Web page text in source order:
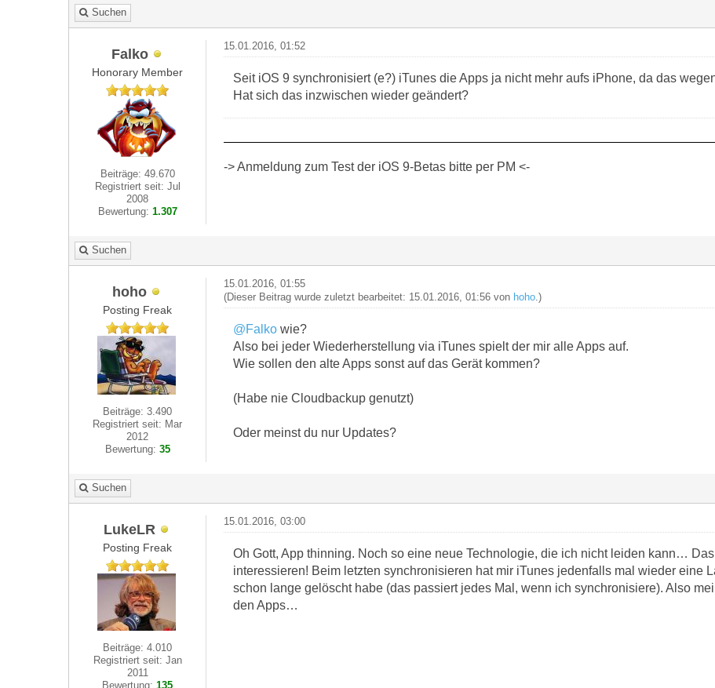
Suchen
Falko
Honorary Member
Beiträge: 49.670
Registriert seit: Jul
2008
Bewertung: 1.307
15.01.2016, 01:52
Seit iOS 9 synchronisiert (e?) iTunes die Apps ja nicht mehr aufs iPhone, da das
Hat sich das inzwischen wieder geändert?
-> Anmeldung zum Test der iOS 9-Betas bitte per PM <-
Suchen
hoho
Posting Freak
Beiträge: 3.490
Registriert seit: Mar
2012
Bewertung: 35
15.01.2016, 01:55
(Dieser Beitrag wurde zuletzt bearbeitet: 15.01.2016, 01:56 von hoho.)
@Falkowie?
Also bei jeder Wiederherstellung via iTunes spielt der mir alle Apps auf.
Wie sollen den alte Apps sonst auf das Gerät kommen?
(Habe nie Cloudbackup genutzt)
Oder meinst du nur Updates?
Suchen
LukeLR
Posting Freak
Beiträge: 4.010
Registriert seit: Jan
2011
Bewertung:135
15.01.2016, 03:00
Oh Gott, App thinning. Noch so eine neue Technologie, die ich nicht leiden kann…
interessieren! Beim letzten synchronisieren hat mir iTunes jedenfalls mal wieder eine
schon lange gelöscht habe (das passiert jedes Mal, wenn ich synchronisiere). Also
den Apps…